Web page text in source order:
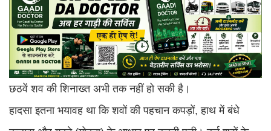
छठवें शव की शिनाख्त अभी तक नहीं हो सकी है।
हादसा इतना भयावह था कि शवों की पहचान कपड़ों, हाथ में बंधे